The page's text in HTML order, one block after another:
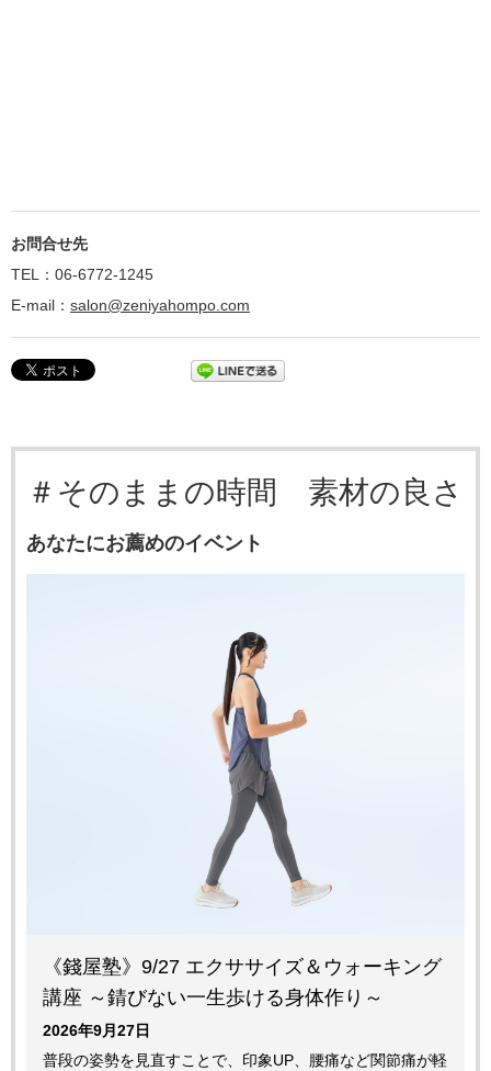
お問合せ先
TEL：06-6772-1245
E-mail： salon@zeniyahompo.com
＃そのままの時間 素材の良さ
あなたにお薦めのイベント
《錢屋塾》9/27 エクササイズ＆ウォーキング
講座 ～錆びない一生歩ける身体作り～
2026年9月27日
普段の姿勢を見直すことで、印象UP、腰痛など関節痛が軽